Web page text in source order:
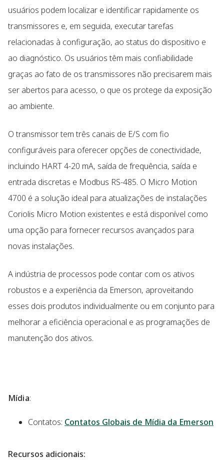
usuários podem localizar e identificar rapidamente os
transmissores e, em seguida, executar tarefas
relacionadas à configuração, ao status do dispositivo e
ao diagnóstico. Os usuários têm mais confiabilidade
graças ao fato de os transmissores não precisarem mais
ser abertos para acesso, o que os protege da exposição
ao ambiente.
O transmissor tem três canais de E/S com fio
configuráveis para oferecer opções de conectividade,
incluindo HART 4-20 mA, saída de frequência, saída e
entrada discretas e Modbus RS-485. O Micro Motion
4700 é a solução ideal para atualizações de instalações
Coriolis Micro Motion existentes e está disponível como
uma opção para fornecer recursos avançados para
novas instalações.
A indústria de processos pode contar com os ativos
robustos e a experiência da Emerson, aproveitando
esses dois produtos individualmente ou em conjunto para
melhorar a eficiência operacional e as programações de
manutenção dos ativos.
Mídia:
Contatos: Contatos Globais de Mídia da Emerson
Recursos adicionais: